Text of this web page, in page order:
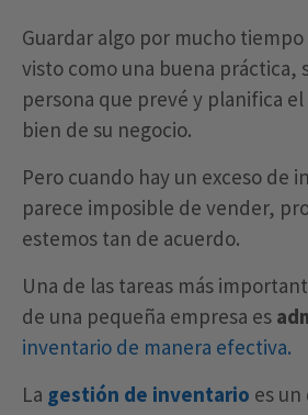
Guardar algo por mucho tiempo
visto como una buena práctica,
persona que prevé y planifica
bien de su negocio.
Pero cuando hay un exceso de
parece imposible de vender,
estemos tan de acuerdo.
Una de las tareas más
de una pequeña empresa es
inventario de manera efectiva.
La gestión de inventario es